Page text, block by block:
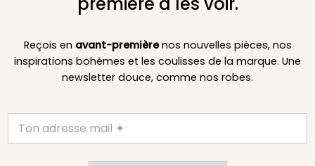
Reçois en avant-premièrenos nouvelles pièces, nos
inspirations bohèmes et les coulisses de la marque. Une
newsletter douce, comme nos robes.